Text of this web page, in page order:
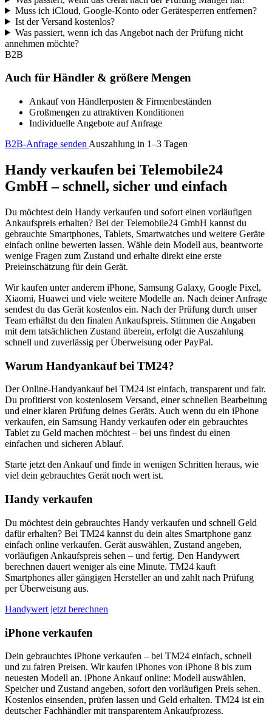
Muss ich iCloud, Google-Konto oder Gerätesperren entfernen?
Ist der Versand kostenlos?
Was passiert, wenn ich das Angebot nach der Prüfung nicht
annehmen möchte?
B2B
Auch für Händler & größere Mengen
Ankauf von Händlerposten & Firmenbeständen
Großmengen zu attraktiven Konditionen
Individuelle Angebote auf Anfrage
B2B-Anfrage senden Auszahlung in 1–3 Tagen
Handy verkaufen bei Telemobile24
GmbH – schnell, sicher und einfach
Du möchtest dein Handy verkaufen und sofort einen vorläufigen
Ankaufspreis erhalten? Bei der Telemobile24 GmbH kannst du
gebrauchte Smartphones, Tablets, Smartwatches und weitere Geräte
einfach online bewerten lassen. Wähle dein Modell aus, beantworte
wenige Fragen zum Zustand und erhalte direkt eine erste
Preieinschätzung für dein Gerät.
Wir kaufen unter anderem iPhone, Samsung Galaxy, Google Pixel,
Xiaomi, Huawei und viele weitere Modelle an. Nach deiner Anfrage
sendest du das Gerät kostenlos ein. Nach der Prüfung durch unser
Team erhältst du den finalen Ankaufspreis. Stimmen die Angaben
mit dem tatsächlichen Zustand überein, erfolgt die Auszahlung
schnell und zuverlässig per Überweisung oder PayPal.
Warum Handyankauf bei TM24?
Der Online-Handyankauf bei TM24 ist einfach, transparent und fair.
Du profitierst von kostenlosem Versand, einer schnellen Bearbeitung
und einer klaren Prüfung deines Geräts. Auch wenn du ein iPhone
verkaufen, ein Samsung Handy verkaufen oder ein gebrauchtes
Tablet zu Geld machen möchtest – bei uns findest du einen
einfachen und sicheren Ablauf.
Starte jetzt den Ankauf und finde in wenigen Schritten heraus, wie
viel dein gebrauchtes Gerät noch wert ist.
Handy verkaufen
Du möchtest dein gebrauchtes Handy verkaufen und schnell Geld
dafür erhalten? Bei TM24 kannst du dein altes Smartphone ganz
einfach online verkaufen. Gerät auswählen, Zustand angeben,
vorläufigen Ankaufspreis sehen – und fertig. Den Handywert
berechnen dauert weniger als eine Minute. TM24 kauft
Smartphones aller gängigen Hersteller an und zahlt nach Prüfung
per Überweisung aus.
Handywert jetzt berechnen
iPhone verkaufen
Dein gebrauchtes iPhone verkaufen – bei TM24 einfach, schnell
und zu fairen Preisen. Wir kaufen iPhones von iPhone 8 bis zum
neuesten Modell an. iPhone Ankauf online: Modell auswählen,
Speicher und Zustand angeben, sofort den vorläufigen Preis sehen.
Kostenlos einsenden, prüfen lassen und Geld erhalten. TM24 ist ein
deutscher Fachhändler mit transparentem Ankaufprozess.